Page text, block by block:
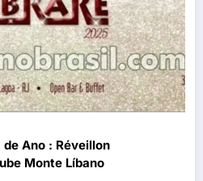
Ano : Réveillon
Monte Líbano